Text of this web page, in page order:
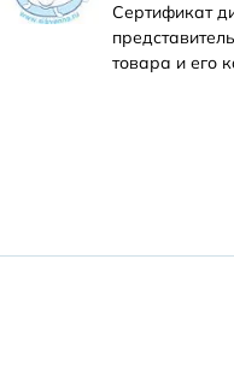
Сертификат
товара и его